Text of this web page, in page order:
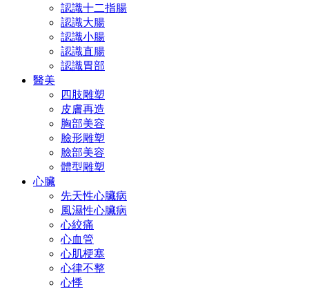
認識十二指腸
認識大腸
認識小腸
認識直腸
認識胃部
醫美
四肢雕塑
皮膚再造
胸部美容
臉形雕塑
臉部美容
體型雕塑
心臟
先天性心臟病
風濕性心臟病
心絞痛
心血管
心肌梗塞
心律不整
心悸